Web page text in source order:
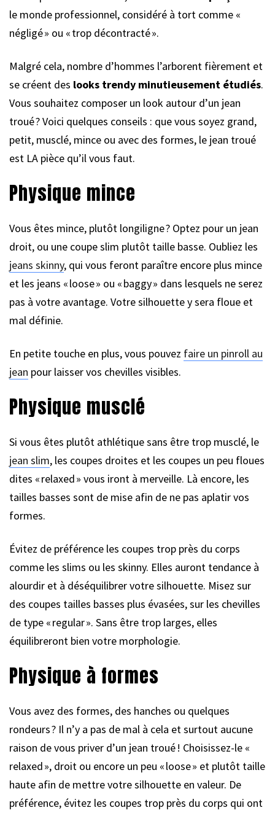
le monde professionnel, considéré à tort comme «
négligé » ou « trop décontracté ».
Malgré cela, nombre d’hommes l’arborent fièrement et
se créent des looks trendy minutieusement étudiés.
Vous souhaitez composer un look autour d’un jean
troué ? Voici quelques conseils : que vous soyez grand,
petit, musclé, mince ou avec des formes, le jean troué
est LA pièce qu’il vous faut.
Physique mince
Vous êtes mince, plutôt longiligne ? Optez pour un jean
droit, ou une coupe slim plutôt taille basse. Oubliez les
jeans skinny, qui vous feront paraître encore plus mince
et les jeans « loose » ou « baggy » dans lesquels ne serez
pas à votre avantage. Votre silhouette y sera floue et
mal définie.
En petite touche en plus, vous pouvez faire un pinroll au
jean pour laisser vos chevilles visibles.
Physique musclé
Si vous êtes plutôt athlétique sans être trop musclé, le
jean slim, les coupes droites et les coupes un peu floues
dites « relaxed » vous iront à merveille. Là encore, les
tailles basses sont de mise afin de ne pas aplatir vos
formes.
Évitez de préférence les coupes trop près du corps
comme les slims ou les skinny. Elles auront tendance à
alourdir et à déséquilibrer votre silhouette. Misez sur
des coupes tailles basses plus évasées, sur les chevilles
de type « regular ». Sans être trop larges, elles
équilibreront bien votre morphologie.
Physique à formes
Vous avez des formes, des hanches ou quelques
rondeurs ? Il n’y a pas de mal à cela et surtout aucune
raison de vous priver d’un jean troué ! Choisissez-le «
relaxed », droit ou encore un peu « loose » et plutôt taille
haute afin de mettre votre silhouette en valeur. De
préférence, évitez les coupes trop près du corps qui ont